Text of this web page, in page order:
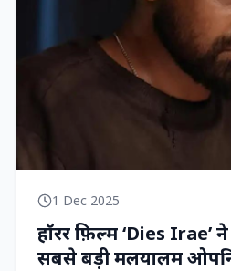
1 Dec 2025
हॉरर फ़िल्म ‘Dies Irae’
सबसे बड़ी मलयालम